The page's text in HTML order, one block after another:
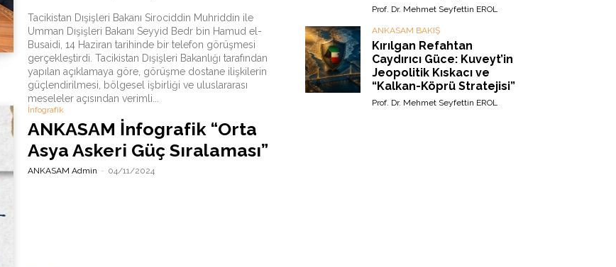
Tacikistan Dışişleri Bakanı Sirociddin Muhriddin ile
Umman Dışişleri Bakanı Seyyid Bedr bin Hamud el-
Busaidi, 14 Haziran tarihinde bir telefon görüşmesi
gerçekleştirdi. Tacikistan Dışişleri Bakanlığı tarafından
yapılan açıklamaya göre, görüşme dostane ilişkilerin
güçlendirilmesi, bölgesel işbirliği ve uluslararası
meseleler açısından verimli...
İnfografik
ANKASAM İnfografik “Orta
Asya Askeri Güç Sıralaması”
ANKASAM Admin - 04/11/2024
Prof. Dr. Mehmet Seyfettin EROL
ANKASAM BAKIŞ
Kırılgan Refahtan
Caydırıcı Güce: Kuveyt’in
Jeopolitik Kıskacı ve
“Kalkan-Köprü Stratejisi”
Prof. Dr. Mehmet Seyfettin EROL